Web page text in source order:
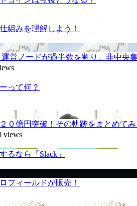
組みを理解しよう！
営ノードが過半数を割り、非中央
って何？
０億円突破！その軌跡をまとめてみ
views
るなら「Slack」
フィールドが販売！